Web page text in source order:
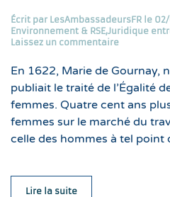
Écrit par LesAmbassadeursFR le
Environnement & RSE,Juridique
Laissez un commentaire
En 1622, Marie de Gournay,
publiait le traité de l’Égalité
femmes. Quatre cent ans
femmes sur le marché du
celle des hommes à tel point
Lire la suite